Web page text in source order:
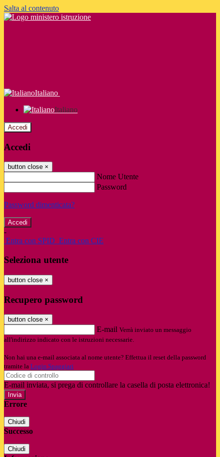
Salta al contenuto
Italiano
Italiano
Accedi
Accedi
button close ×
Nome Utente
Password
Password dimenticata?
-
Entra con SPID Entra con CIE
Seleziona utente
button close ×
Recupero password
button close ×
E-mail Verrà inviato un messaggio
all'indirizzo indicato con le istruzioni necessarie.
Non hai una e-mail associata al nome utente? Effettua il reset della password
tramite la Login Spaggiari
E-mail inviata, si prega di controllare la casella di posta elettronica!
Errore
Chiudi
Successo
Chiudi